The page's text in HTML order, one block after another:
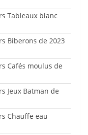
Tableaux blanc
Biberons de 2023
Cafés moulus de
Jeux Batman de
Chauffe eau